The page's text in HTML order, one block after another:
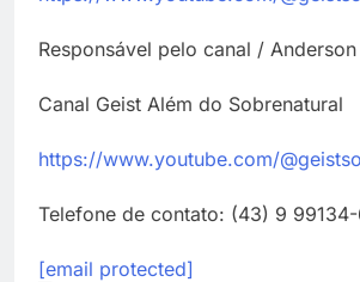
Responsável pelo canal / Anderson
Canal Geist Além do Sobrenatural
https://www.youtube.com/
Telefone de contato: (43) 9 99134-
[email protected]